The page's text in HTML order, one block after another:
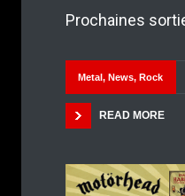
Prochaines
Metal, News, Rock
READ MORE